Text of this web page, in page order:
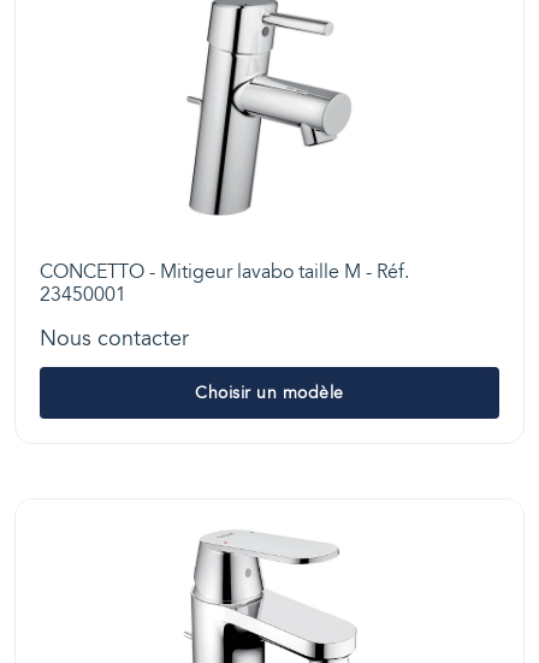
CONCETTO - Mitigeur lavabo taille M - Réf.
23450001
Nous contacter
Choisir un modèle